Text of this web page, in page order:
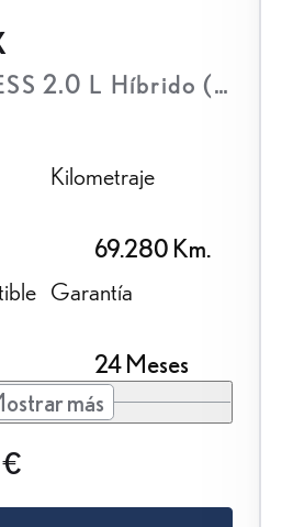
2.0 L Híbrido (2WD)
Kilometraje
69.280 Km.
Garantía
24 Meses
más